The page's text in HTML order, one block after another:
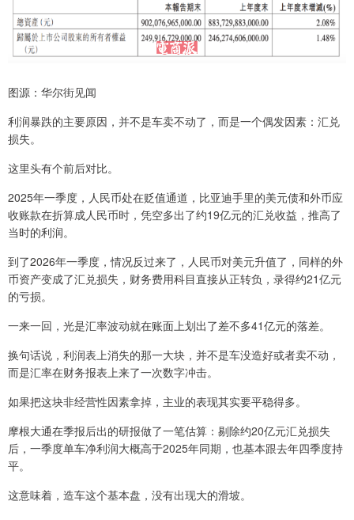
图源：华尔街见闻
利润暴跌的主要原因，并不是车卖不动了，而是一个偶发因素：汇兑
损失。
这里头有个前后对比。
2025年一季度，人民币处在贬值通道，比亚迪手里的美元债和外币应
收账款在折算成人民币时，凭空多出了约19亿元的汇兑收益，推高了
当时的利润。
到了2026年一季度，情况反过来了，人民币对美元升值了，同样的外
币资产变成了汇兑损失，财务费用科目直接从正转负，录得约21亿元
的亏损。
一来一回，光是汇率波动就在账面上划出了差不多41亿元的落差。
换句话说，利润表上消失的那一大块，并不是车没造好或者卖不动，
而是汇率在财务报表上来了一次数字冲击。
如果把这块非经营性因素拿掉，主业的表现其实要平稳得多。
摩根大通在季报后出的研报做了一笔估算：剔除约20亿元汇兑损失
后，一季度单车净利润大概高于2025年同期，也基本跟去年四季度持
平。
这意味着，造车这个基本盘，没有出现大的滑坡。